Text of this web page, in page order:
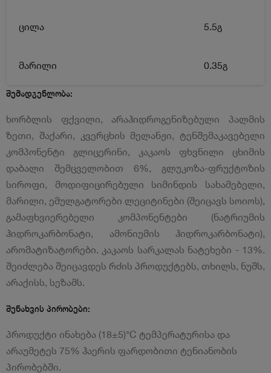
ცილა 5.5გ
მარილი 0.35გ
შემადგენლობა:
ხორბლის ფქვილი, არაჰიდროგენიზებული პალმის
ზეთი, შაქარი, კვერცხის მელანჟი, ტენშემაკავებელი
კომპონენტი გლიცერინი, კაკაოს ფხვნილი ცხიმის
დაბალი შემცველობით 6%, გლუკოზა-ფრუქტოზის
სიროფი, მოდიფიცირებული სიმინდის სახამებელი,
მარილი, ემულგატორები ლეციტინები (შეიცავს სოიოს),
გამაფხვიერებელი კომპონენტები (ნატრიუმის
ჰიდროკარბონატი, ამონიუმის ჰიდროკარბონატი),
არომატიზატორები. კაკაოს სარკალას ნატეხები - 13%.
შეიძლება შეიცავდეს რძის პროდუქტებს, თხილს, ნუშს,
არაქისს, სეზამს.
შენახვის პირობები:
პროდუქტი ინახება (18±5)°С ტემპერატურისა და
არაუმეტეს 75% ჰაერის ფარდობითი ტენიანობის
პირობებში.